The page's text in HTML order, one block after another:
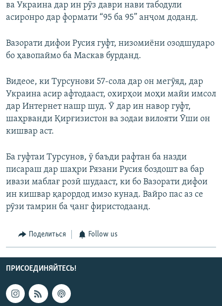
ва Украина дар ин рӯз даври нави табодули
асиронро дар формати “95 ба 95” анҷом доданд.
Вазорати дифои Русия гуфт, низомиёни озодшударо
бо ҳавопаймо ба Маскав бурданд.
Видеое, ки Турсунови 57-сола дар он мегӯяд, дар
Украина асир афтодааст, охирҳои моҳи майи имсол
дар Интернет нашр шуд. Ӯ дар ин навор гуфт,
шаҳрванди Қирғизистон ва зодаи вилояти Ӯши он
кишвар аст.
Ба гуфтаи Турсунов, ӯ баъди рафтан ба назди
писараш дар шаҳри Рязани Русия боздошт ва бар
ивази маблағ розӣ шудааст, ки бо Вазорати дифои
ин кишвар қарордод имзо кунад. Вайро пас аз се
рӯзи тамрин ба ҷанг фиристодаанд.
Поделиться Follow us
ПРИСОЕДИНЯЙТЕСЬ!